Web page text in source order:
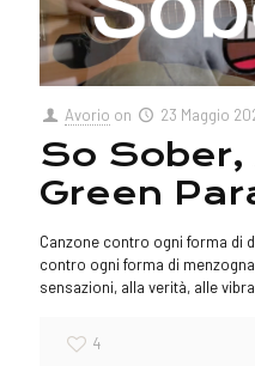
Avorio on 23 Maggio
So
Green
Canzone contro ogni forma di
contro ogni forma di
sensazioni, alla verità, alle
4